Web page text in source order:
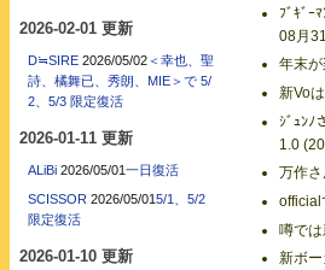
ﾌﾞｷﾞｰ
08月
年末
新Vo
ｼﾞｭﾝﾉ
1.0
万作
official
噂で
新ボ
2026-02-01 更新
D≒SIRE 2026/05/02＜幸也、聖
詩、橘舞已、秀朗、MIE＞で 5/
2、5/3 限定復活
2026-01-11 更新
ALiBi 2026/05/01一日復活
SCISSOR 2026/05/015/1、5/2
限定復活
2026-01-10 更新